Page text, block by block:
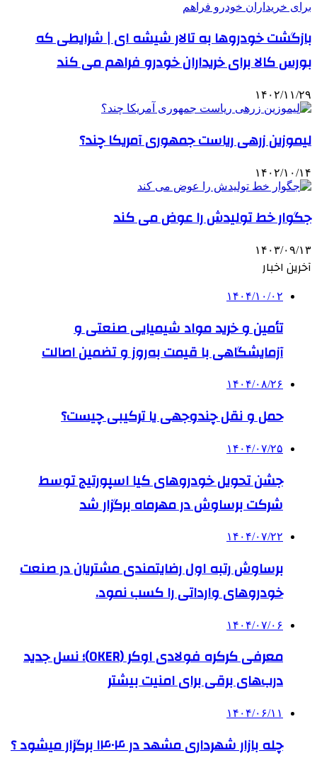
بازگشت خودروها ‌به تالار شیشه‌ ای | شرایطی که
بورس کالا برای خریداران خودرو فراهم می‌ کند
۱۴۰۲/۱۱/۲۹
لیموزین زرهی ریاست جمهوری آمریکا چند؟
۱۴۰۲/۱۰/۱۴
جگوار خط تولیدش را عوض می‌ کند
۱۴۰۳/۰۹/۱۳
آخرین اخبار
۱۴۰۴/۱۰/۰۲
تأمین و خرید مواد شیمیایی صنعتی و
آزمایشگاهی با قیمت به‌روز و تضمین اصالت
۱۴۰۴/۰۸/۲۶
حمل و نقل چندوجهی یا ترکیبی چیست؟
۱۴۰۴/۰۷/۲۵
جشن تحویل خودروهای کیا اسپورتیج توسط
شرکت برساوش در مهرماه برگزار شد
۱۴۰۴/۰۷/۲۲
برساوش رتبه اول رضایتمندی مشتریان در صنعت
خودروهای وارداتی را کسب نمود.
۱۴۰۴/۰۷/۰۶
معرفی کرکره فولادی اوکر (OKER)؛ نسل جدید
درب‌های برقی برای امنیت بیشتر
۱۴۰۴/۰۶/۱۱
چله بازار شهرداری مشهد در ۱۴۰۴ برگزار میشود ؟